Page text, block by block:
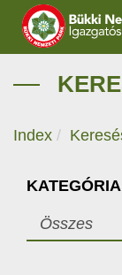
IGAZGATÓSÁG
Index
KATEGÓRIA
Összes